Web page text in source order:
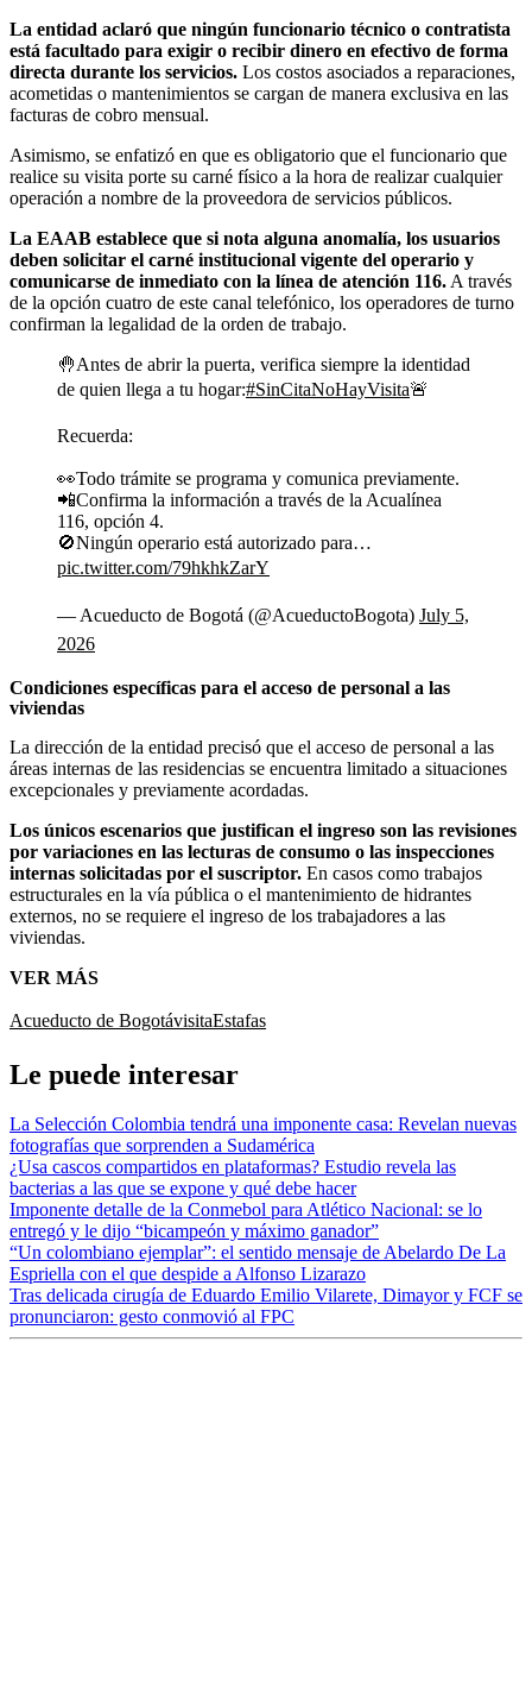
La entidad aclaró que ningún funcionario técnico o contratista
está facultado para exigir o recibir dinero en efectivo de forma
directa durante los servicios. Los costos asociados a reparaciones,
acometidas o mantenimientos se cargan de manera exclusiva en las
facturas de cobro mensual.
Asimismo, se enfatizó en que es obligatorio que el funcionario que
realice su visita porte su carné físico a la hora de realizar cualquier
operación a nombre de la proveedora de servicios públicos.
La EAAB establece que si nota alguna anomalía, los usuarios
deben solicitar el carné institucional vigente del operario y
comunicarse de inmediato con la línea de atención 116. A través
de la opción cuatro de este canal telefónico, los operadores de turno
confirman la legalidad de la orden de trabajo.
🤚Antes de abrir la puerta, verifica siempre la identidad
de quien llega a tu hogar:#SinCitaNoHayVisita🚨
Recuerda:
👀Todo trámite se programa y comunica previamente.
📲Confirma la información a través de la Acualínea
116, opción 4.
🚫Ningún operario está autorizado para…
pic.twitter.com/79hkhkZarY
— Acueducto de Bogotá (@AcueductoBogota) July 5,
2026
Condiciones específicas para el acceso de personal a las
viviendas
La dirección de la entidad precisó que el acceso de personal a las
áreas internas de las residencias se encuentra limitado a situaciones
excepcionales y previamente acordadas.
Los únicos escenarios que justifican el ingreso son las revisiones
por variaciones en las lecturas de consumo o las inspecciones
internas solicitadas por el suscriptor. En casos como trabajos
estructurales en la vía pública o el mantenimiento de hidrantes
externos, no se requiere el ingreso de los trabajadores a las
viviendas.
VER MÁS
Acueducto de BogotávisitaEstafas
Le puede interesar
La Selección Colombia tendrá una imponente casa: Revelan nuevas
fotografías que sorprenden a Sudamérica
¿Usa cascos compartidos en plataformas? Estudio revela las
bacterias a las que se expone y qué debe hacer
Imponente detalle de la Conmebol para Atlético Nacional: se lo
entregó y le dijo “bicampeón y máximo ganador”
“Un colombiano ejemplar”: el sentido mensaje de Abelardo De La
Espriella con el que despide a Alfonso Lizarazo
Tras delicada cirugía de Eduardo Emilio Vilarete, Dimayor y FCF se
pronunciaron: gesto conmovió al FPC